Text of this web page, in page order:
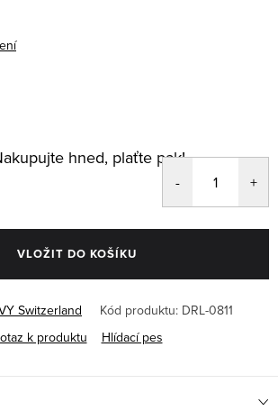
hned, plaťte pak!
VLOŽIT DO KOŠÍKU
Switzerland Kód produktu: DRL-0811
k produktu
Hlídací pes